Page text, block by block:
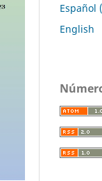
Español
English